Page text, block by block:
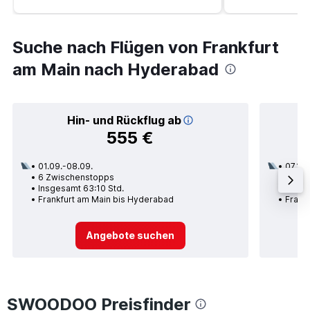
Suche nach Flügen von Frankfurt
am Main nach Hyderabad
Hin- und Rückflug ab
555 €
01.09.-08.09.
6 Zwischenstopps
Insgesamt 63:10 Std.
Frankfurt am Main bis Hyderabad
Angebote suchen
07.10.
2
SWOODOO Preisfinder